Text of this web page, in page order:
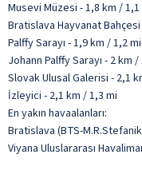
Musevi Müzesi - 1,8 km / 1,1
Bratislava Hayvanat
Palffy Sarayı - 1,9 km / 1,2 mi
Johann Palffy Sarayı - 2 km /
Slovak Ulusal Galerisi - 2,1
İzleyici - 2,1 km / 1,3 mi
En yakın havaalanları:
Bratislava (BTS-
Viyana Uluslararası